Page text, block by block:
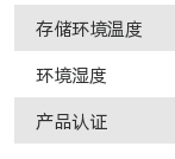
存储环境温度
环境湿度
产品认证